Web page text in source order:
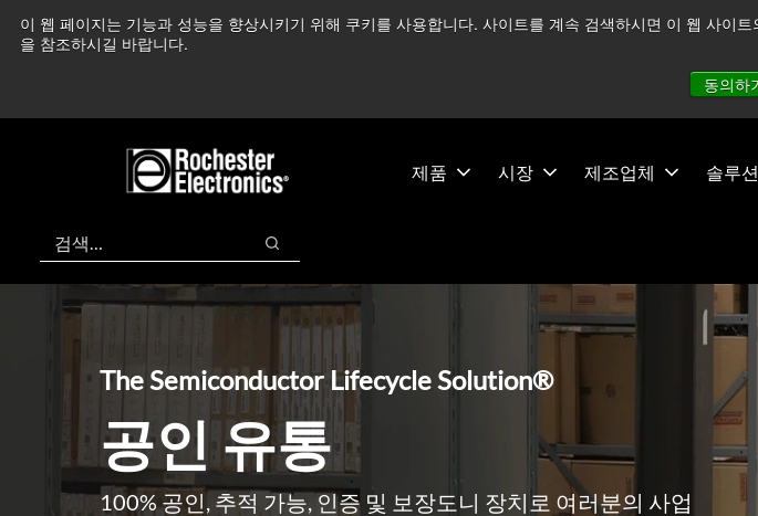
이 웹 페이지는 기능과 성능을 향상시키기 위해 쿠키를 사용합니다. 사이트를 계속 검색하시면 이 웹 사이
을 참조하시길 바랍니다.
동의하
츠
건
중동 지역 상황을 지속적으로 주시하고 있으며, 모든 서
제품 시장 제조업체 솔루션
검색
검색
The Semiconductor Lifecycle Solution®
공인 유통
100% 공인, 추적 가능, 인증 및 보장도니 장치로 여러분의 사업